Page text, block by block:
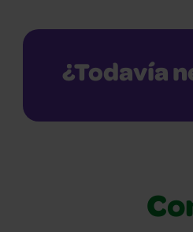
¿Todavía